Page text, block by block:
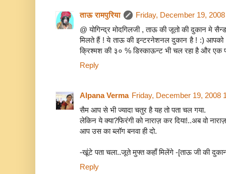
ताऊ रामपुरिया
Friday, December 19,
@ योगिन्द्र मोदगिलजी , ताऊ की जूतो की दुकान मे
मिलते हैं ! ये ताऊ की इन्टरनेशनल दुकान है ! :) आपको
क्रिश्मश की ३० % डिस्काऊन्ट भी चल रहा है और एक
Reply
Alpana Verma Friday, December 19, 2008
सैम आप से भी ज्यादा चतुर है यह तो पता चल गया.
लेकिन ये क्या?फिरंगी को नाराज़ कर दिया!..अब वो
आप उस का ब्लॉग बनवा ही दो.
-खूंटे पता चला..जूते मुफ्त कहाँ मिलेंगे -[ताऊ जी की
Reply